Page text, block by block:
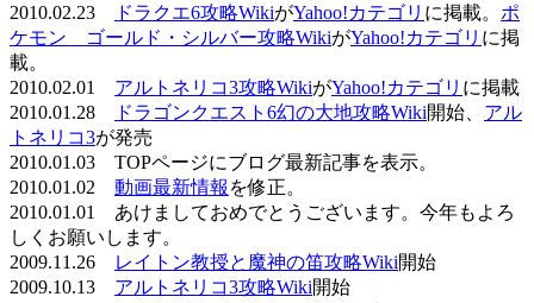
2010.02.23
ドラクエ6攻略WikiがYahoo!カテゴリ に掲載。 ポ
ケモン ゴールド・シルバー攻略WikiがYahoo!カテゴリ に掲
載。
2010.02.01 アルトネリコ3攻略WikiがYahoo!カテゴリ に掲載
2010.01.28
ドラゴンクエスト6幻の大地攻略Wiki開始、 アル
トネリコ3が発売
2010.01.03 TOPページにブログ最新記事を表示。
2010.01.02 動画最新情報 を修正。
2010.01.01 あけましておめでとうございます。今年もよろ
しくお願いします。
2009.11.26
レイトン教授と魔神の笛攻略Wiki開始
2009.10.13 アルトネリコ3攻略Wiki開始